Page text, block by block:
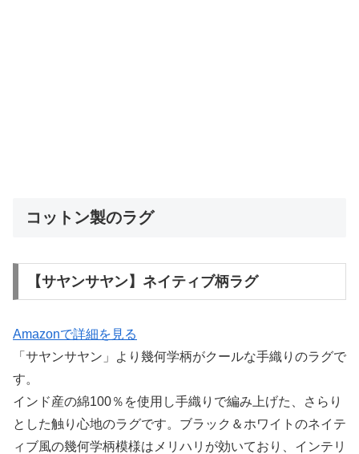
コットン製のラグ
【サヤンサヤン】ネイティブ柄ラグ
Amazonで詳細を見る
「サヤンサヤン」より幾何学柄がクールな手織りのラグで
す。
インド産の綿100％を使用し手織りで編み上げた、さらり
とした触り心地のラグです。ブラック＆ホワイトのネイテ
ィブ風の幾何学柄模様はメリハリが効いており、インテリ